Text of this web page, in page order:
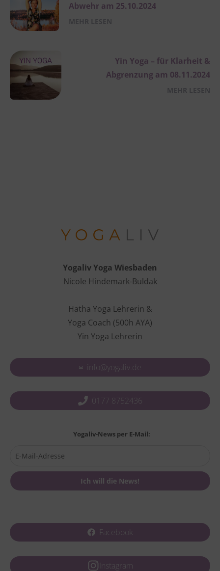
Abwehr am 25.10.2024
Yin Yoga – für Klarheit &
Abgrenzung am 08.11.2024
Yogaliv Yoga Wiesbaden
Nicole Hindemark-Buldak
Hatha Yoga Lehrerin &
Yoga Coach (500h AYA)
Yin Yoga Lehrerin
info@yogaliv.de
0177 8752436
Yogaliv-News per E-Mail:
Facebook
Instagram